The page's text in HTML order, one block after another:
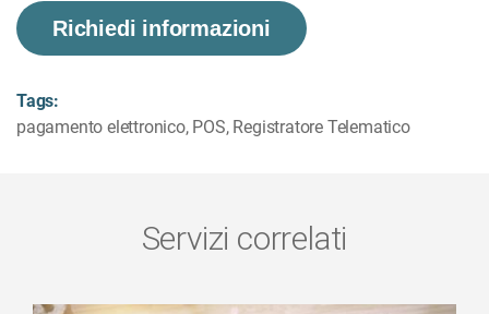
Richiedi informazioni
Tags:
pagamento elettronico, POS, Registratore Telematico
Servizi correlati